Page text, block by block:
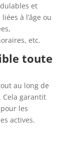
et
à l’âge ou
etc.
toute
au long de
Cela garantit
les
actives.